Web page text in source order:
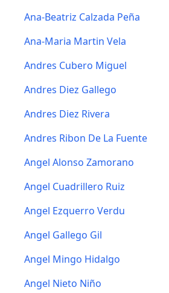
Ana-Beatriz Calzada Peña
Ana-Maria Martin Vela
Andres Cubero Miguel
Andres Diez Gallego
Andres Diez Rivera
Andres Ribon De La Fuente
Angel Alonso Zamorano
Angel Cuadrillero Ruiz
Angel Ezquerro Verdu
Angel Gallego Gil
Angel Mingo Hidalgo
Angel Nieto Niño